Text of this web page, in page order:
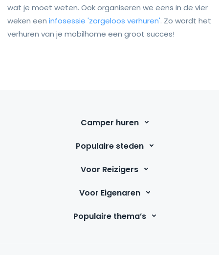
wat je moet weten. Ook organiseren we eens in de vier
weken een infosessie 'zorgeloos verhuren'. Zo wordt het
verhuren van je mobilhome een groot succes!
Camper huren
Populaire steden
Voor Reizigers
Voor Eigenaren
Populaire thema’s